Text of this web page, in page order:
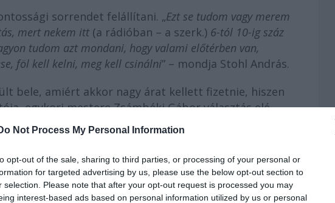
Not Process My Personal Information
opt-out of the sale, sharing to third parties, or processing of your personal or
for targeted advertising by us, please use the below opt-out section to
selection. Please note that after your opt-out request is processed you may
interest-based ads based on personal information utilized by us or personal
sorrendet felállítani. „Ezt se tudom vagy merem
mert nekem itt (a rádióban – a szerk.) 6-tól 10-ig száz
tudom azt mondani, hogy valami előtérben van,
föl kell kelni, meg kell csinálni” – mondja Stohl András.
bele, amiért akkor nagy árat kellett fizetnie, hiszen
egykori mestere Zsámbéki Gábor választás elé
Világgal – akkor, amikor én csináltam – semmi bajom
is fordult, elferdült meglehetősen, másfelől öreg vagyok